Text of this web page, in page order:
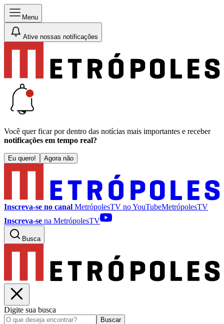
Menu
Ative nossas notificações
Você quer ficar por dentro das notícias mais importantes e receber
notificações em tempo real?
Eu quero! Agora não
Inscreva-se no canal MetrópolesTV noYouTubeMetrópolesTV
Inscreva-se na MetrópolesTV
Busca
Digite sua busca
Buscar